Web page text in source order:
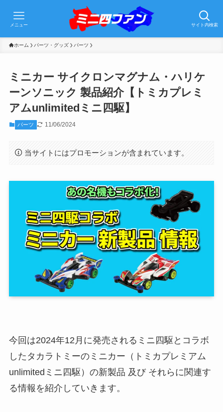
サイト内検索
メニュー
ホーム パーツ・グッズ パーツ
ミニカー サイクロンマグナム・ハリケ
ーンソニック 製品紹介【トミカプレミ
アムunlimitedミニ四駆】
パーツ 11/06/2024
当サイトにはプロモーションが含まれています。
今回は2024年12月に発売されるミニ四駆とコラボ
したタカラトミーのミニカー（トミカプレミアム
unlimitedミニ四駆）の新製品 及び それらに関連す
る情報を紹介していきます。